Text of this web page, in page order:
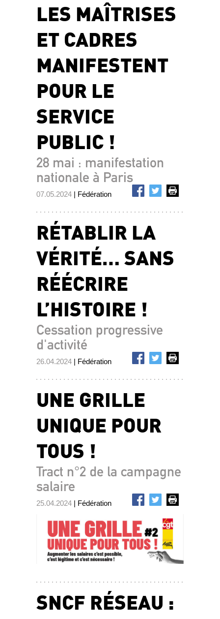
LES MAÎTRISES
ET CADRES
MANIFESTENT
POUR LE
SERVICE
PUBLIC !
28 mai : manifestation
nationale à Paris
07.05.2024 | Fédération
RÉTABLIR LA
VÉRITÉ… SANS
RÉÉCRIRE
L’HISTOIRE !
Cessation progressive
d'activité
26.04.2024 | Fédération
UNE GRILLE
UNIQUE POUR
TOUS !
Tract n°2 de la campagne
salaire
25.04.2024 | Fédération
SNCF RÉSEAU :